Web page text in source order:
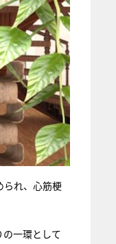
られ、心筋梗
一環として